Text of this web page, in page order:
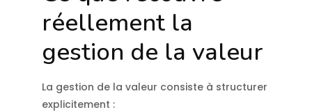
réellement la
gestion de la valeur
La gestion de la valeur consiste à structurer
explicitement :